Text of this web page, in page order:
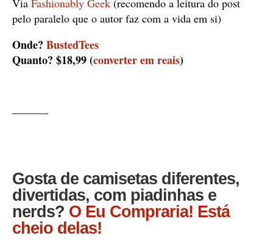
pelo paralelo que o autor faz com a vida em si)
Onde? BustedTees
Quanto? $18,99 (converter em reais)
———-
Gosta de camisetas diferentes,
divertidas, com piadinhas e
nerds? O Eu Compraria! Está
cheio delas!